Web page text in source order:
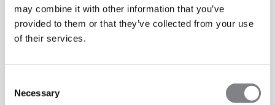
may combine it with other information that you’ve
provided to them or that they’ve collected from your use
of their services.
Selection
Necessary